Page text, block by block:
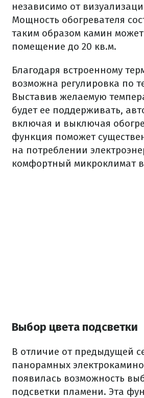
независимо от
Мощность обогревателя
таким образом камин может
помещение до 20 кв.м.
Благодаря встроенному
возможна регулировка по
Выставив желаемую
будет ее поддерживать,
включая и выключая
функция поможет
на потреблении
комфортный микроклимат
Выбор цвета подсветки
В отличие от предыдущей
панорамных
появилась возможность
подсветки пламени. Эта